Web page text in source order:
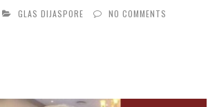
GLAS DIJASPORE NO COMMENTS